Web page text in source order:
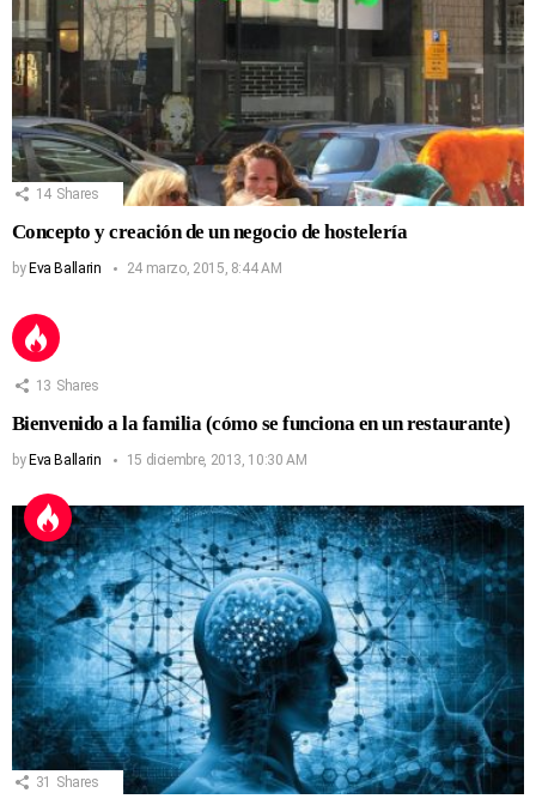
14 Shares
Concepto y creación de un negocio de hostelería
by Eva Ballarin 24 marzo, 2015, 8:44 AM
13 Shares
Bienvenido a la familia (cómo se funciona en un restaurante)
by Eva Ballarin 15 diciembre, 2013, 10:30 AM
31 Shares